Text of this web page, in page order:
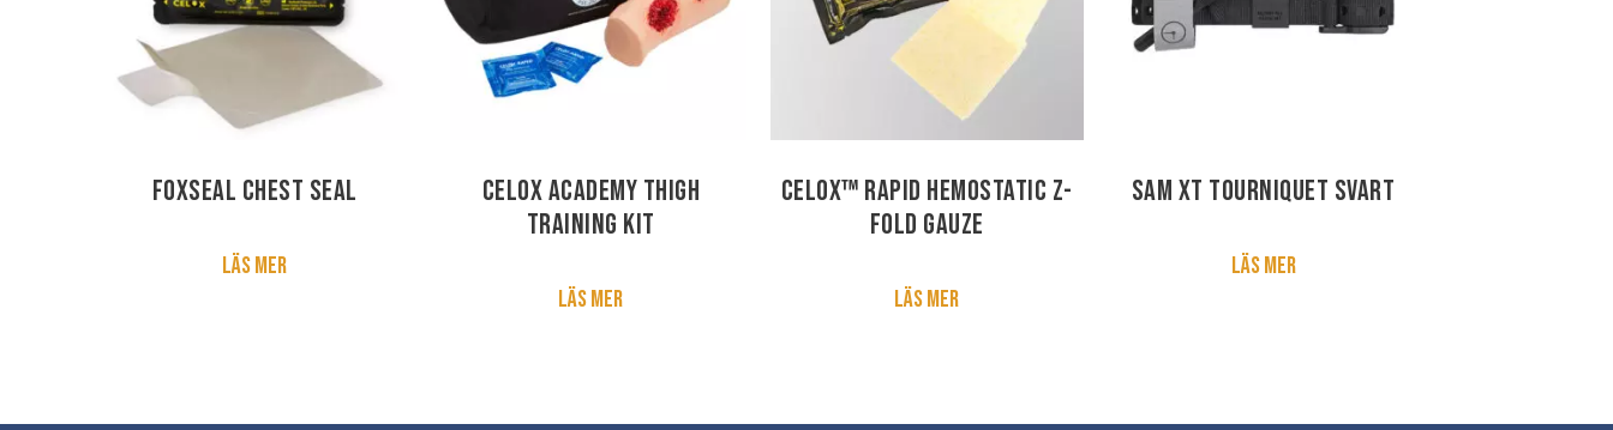
FoxSeal Chest Seal
Läs mer
Celox Academy Thigh
Training Kit
Läs mer
Celox™ Rapid Hemostatic Z-
fold Gauze
Läs mer
SAM XT Tourniquet Svart
Läs mer